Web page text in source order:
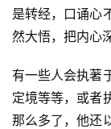
资
讯
是转经，口诵心
然大悟，把内心
有一些人会执著
定境等等，或者
那么多了，他还